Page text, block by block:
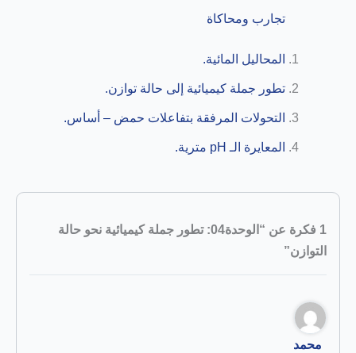
تجارب ومحاكاة
المحاليل المائية.
تطور جملة كيميائية إلى حالة توازن.
التحولات المرفقة بتفاعلات حمض – أساس.
المعايرة الـ pH مترية.
1 فكرة عن “الوحدة04: تطور جملة كيميائية نحو حالة
التوازن”
محمد